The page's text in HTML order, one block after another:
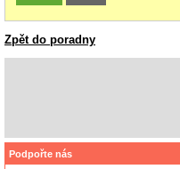
Zpět do poradny
Podpořte nás